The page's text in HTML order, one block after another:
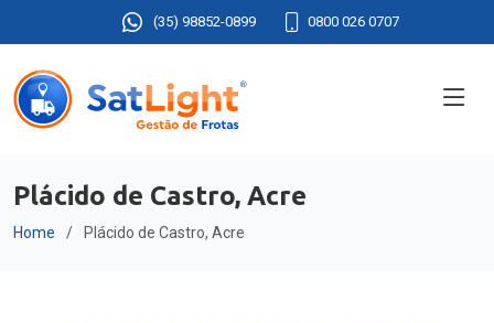
(35) 98852-0899 0800 026 0707
Plácido de Castro, Acre
Home Plácido de Castro, Acre